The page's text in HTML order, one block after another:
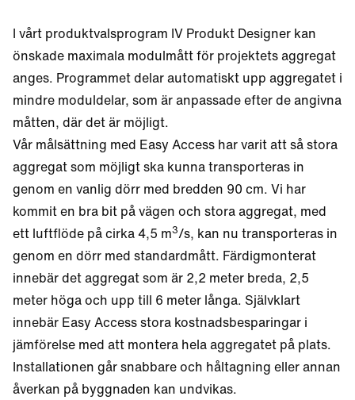
I vårt produktvalsprogram IV Produkt Designer kan
önskade maximala modulmått för projektets aggregat
anges. Programmet delar automatiskt upp aggregatet i
mindre moduldelar, som är anpassade efter de angivna
måtten, där det är möjligt.
Vår målsättning med Easy Access har varit att så stora
aggregat som möjligt ska kunna transporteras in
genom en vanlig dörr med bredden 90 cm. Vi har
kommit en bra bit på vägen och stora aggregat, med
ett luftflöde på cirka 4,5 m3/s, kan nu transporteras in
genom en dörr med standardmått. Färdigmonterat
innebär det aggregat som är 2,2 meter breda, 2,5
meter höga och upp till 6 meter långa. Självklart
innebär Easy Access stora kostnadsbesparingar i
jämförelse med att montera hela aggregatet på plats.
Installationen går snabbare och håltagning eller annan
åverkan på byggnaden kan undvikas.